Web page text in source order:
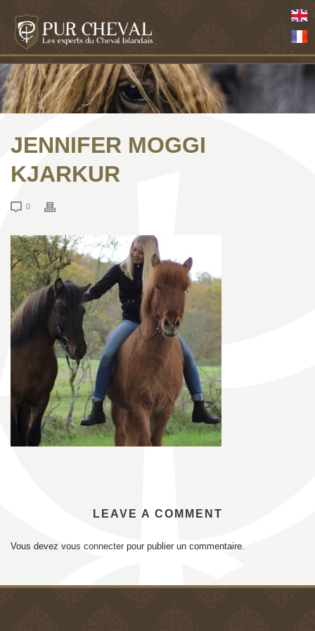
JENNIFER MOGGI
KJARKUR
0
LEAVE A COMMENT
Vous devez vous connecter pour publier un commentaire.